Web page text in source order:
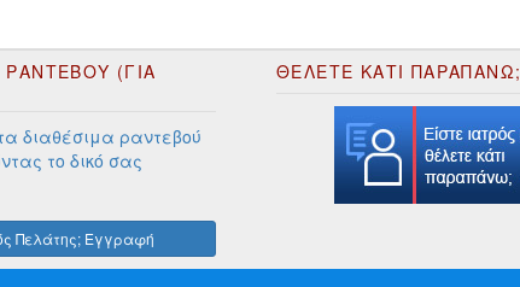
(ΓΙΑ
διαθέσιμα ραντεβού
το δικό σας
Πελάτης; Εγγραφή
ΘΕΛΕΤΕ ΚΑΤΙ ΠΑΡΑΠΑΝΩ;